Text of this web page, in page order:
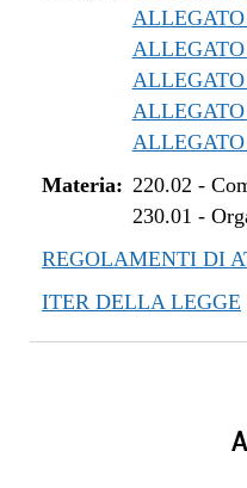
ALLEGATO
ALLEGATO
Materia: 220.02 -
230.01 -
REGOLAMENTI DI
ITER DELLA LEGGE